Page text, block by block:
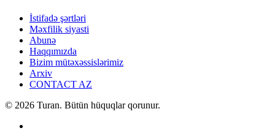
İstifadə şərtləri
Məxfilik siyasti
Abunə
Haqqımızda
Bizim mütəxəssislərimiz
Arxiv
CONTACT AZ
© 2026 Turan. Bütün hüquqlar qorunur.